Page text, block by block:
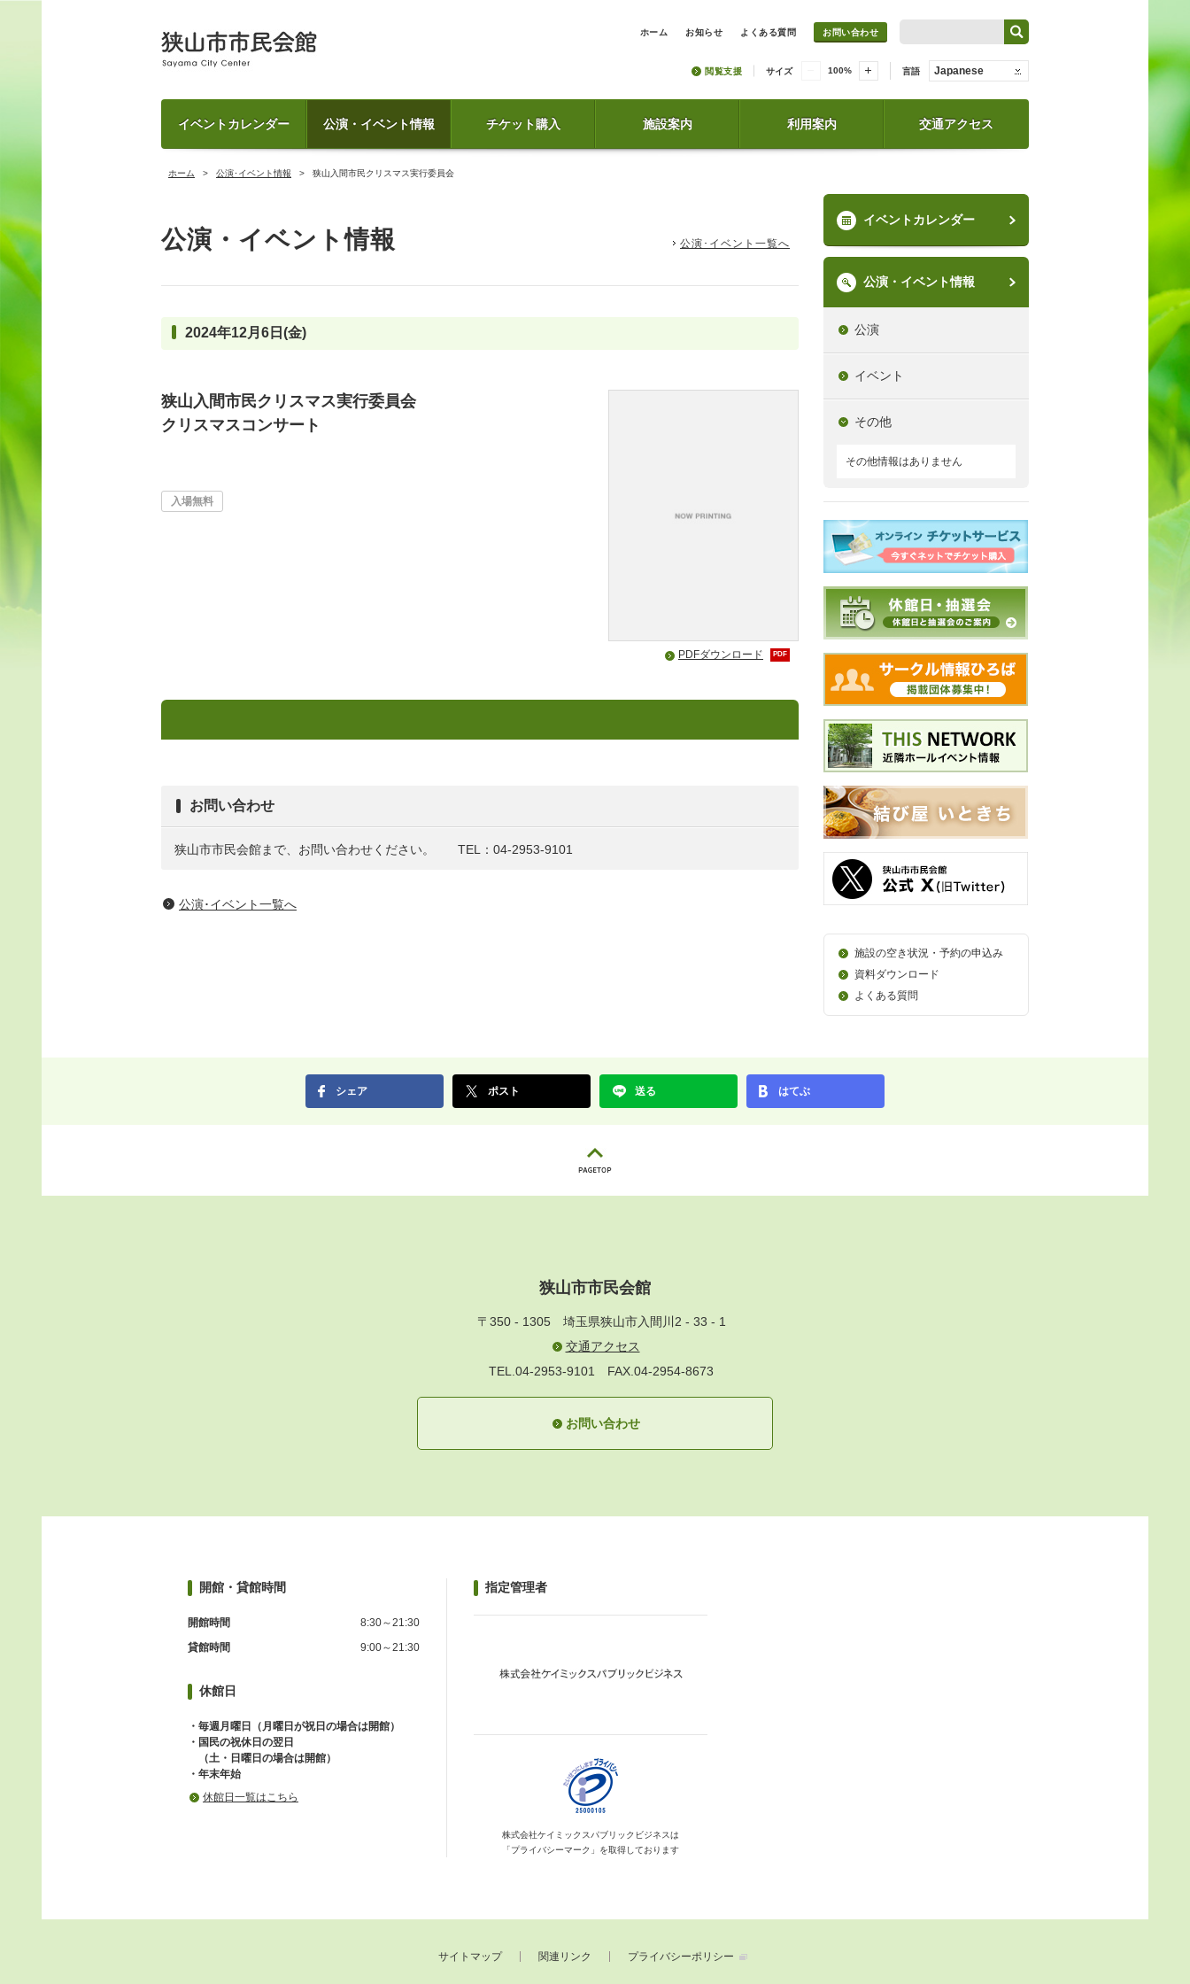
ホーム お知らせ よくある質問 お問い合わせ
閲覧支援 サイズ 100% 言語 Japanese
イベントカレンダー 公演・イベント情報 チケット購入 施設案内 利用案内 交通アクセス
ホーム 公演･イベント情報 狭山入間市民クリスマス実行委員会
公演・イベント情報 公演･イベント一覧へ
2024年12月6日(金)
狭山入間市民クリスマス実行委員会
クリスマスコンサート
入場無料
PDFダウンロード PDF
お問い合わせ
狭山市市民会館まで、お問い合わせください。 TEL：04-2953-9101
公演･イベント一覧へ
イベントカレンダー
公演・イベント情報
公演
イベント
その他
その他情報はありません
施設の空き状況・予約の申込み
資料ダウンロード
よくある質問
シェア ポスト 送る はてぶ
狭山市市民会館
〒350 - 1305 埼玉県狭山市入間川2 - 33 - 1
交通アクセス
TEL.04-2953-9101 FAX.04-2954-8673
お問い合わせ
開館・貸館時間
開館時間
8:30～21:30
貸館時間
9:00～21:30
休館日
・毎週月曜日（月曜日が祝日の場合は開館）
・国民の祝休日の翌日
（土・日曜日の場合は開館）
・年末年始
休館日一覧はこちら
指定管理者
株式会社ケイミックス パブリックビジネスは
「プライバシーマーク」を取得しております
サイトマップ 関連リンク プライバシーポリシー